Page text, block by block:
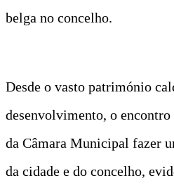
belga no concelho.
Desde o vasto património
desenvolvimento, o
da Câmara Municipal fazer
da cidade e do concelho,